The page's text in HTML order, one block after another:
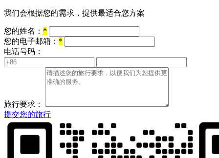
我们会根据您的需求，提供最适合您方案
您的姓名： *
您的电子邮箱： *
电话号码：
旅行要求：
提交您的旅行